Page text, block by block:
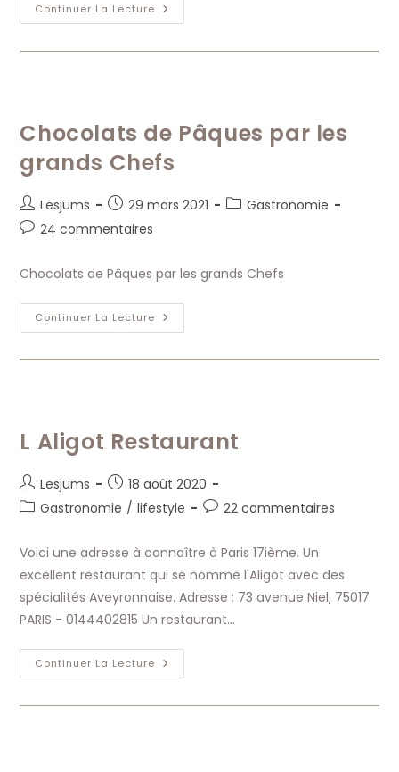
Continuer La Lecture Un
Chef
Commande
Express
Chocolats de Pâques par les
grands Chefs
Auteur/autrice
de
Lesjums
Publication
publiée :
29 mars 2021
PostGastronomie
Commentaires
la
publication :
24 commentaires
Chocolats de Pâques par les grands Chefs
Continuer La Lecture Chocolats
De
Par
L Aligot Restaurant
Auteur/autrice
de
Lesjums
Publication
publiée :
18 août 2020
PostGastronomie / lifestyle
Commentaires
la
publication :
22 commentaires
Voici une adresse à connaître à Paris 17ième. Un
excellent restaurant qui se nomme l'Aligot avec des
spécialités Aveyronnaise. Adresse : 73 avenue Niel, 75017
PARIS - 0144402815 Un restaurant…
Continuer La Lecture
Aligot